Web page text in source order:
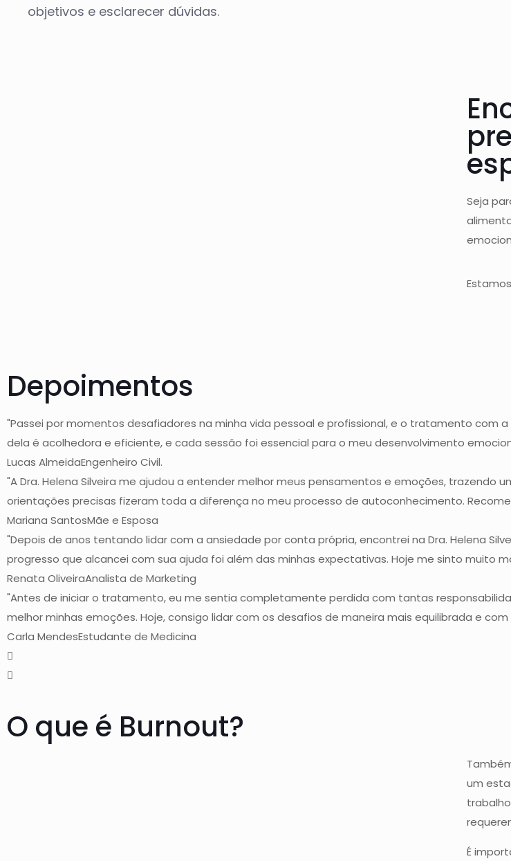
objetivos e esclarecer dúvidas.
Seja
Depoimentos
"Passei por momentos desafiadores na minha vida pessoal e profissional, e o tratamento com
dela é acolhedora e eficiente, e cada sessão foi essencial para o meu desenvolvimento
Lucas AlmeidaEngenheiro Civil.
"A Dra. Helena Silveira me ajudou a entender melhor meus pensamentos e emoções,
orientações precisas fizeram toda a diferença no meu processo de autoconhecimento.
Mariana SantosMãe e Esposa
"Depois de anos tentando lidar com a ansiedade por conta própria, encontrei na Dra. Helena
progresso que alcancei com sua ajuda foi além das minhas expectativas. Hoje me sinto muito
Renata OliveiraAnalista de Marketing
"Antes de iniciar o tratamento, eu me sentia completamente perdida com tantas
melhor minhas emoções. Hoje, consigo lidar com os desafios de maneira mais equilibrada e
Carla MendesEstudante de Medicina
O que é Burnout?
um
É